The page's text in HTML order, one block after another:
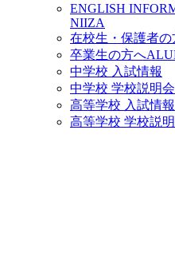
ENGLISH
NIIZA
在校生・保護者の
卒業生の方へ
中学校 入試情報
中学校 学校説明
高等学校 入試情報
高等学校 学校説